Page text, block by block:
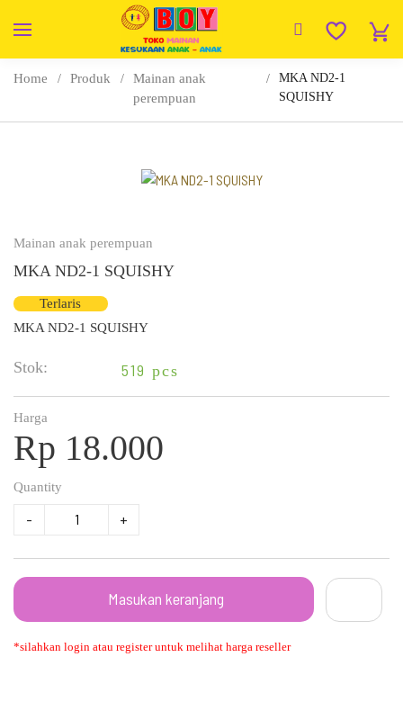
Home Produk
Mainan anak
perempuan
MKA ND2-1
SQUISHY
Mainan anak perempuan
MKA ND2-1 SQUISHY
Terlaris
MKA ND2-1 SQUISHY
Stok: 519 pcs
Harga
Rp 18.000
Quantity
- +
Masukan keranjang
*silahkan login atau register untuk melihat harga reseller